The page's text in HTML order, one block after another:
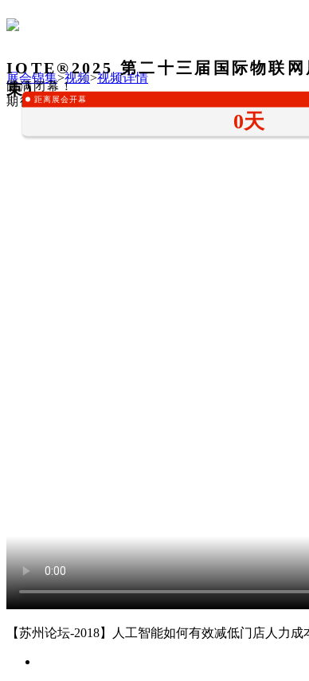
IOTE®2025 第二十三届国际物联网
束）
圆满闭幕！
期待下一次相遇！
距离展会开幕
0天
展会锦集>视频>视频详情
【苏州论坛-2018】人工智能如何有效减低门店人力